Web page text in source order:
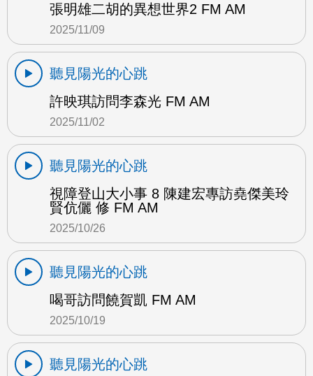
張明雄二胡的異想世界2 FM AM
2025/11/09
聽見陽光的心跳
許映琪訪問李森光 FM AM
2025/11/02
聽見陽光的心跳
視障登山大小事 8 陳建宏專訪堯傑美玲
賢伉儷 修 FM AM
2025/10/26
聽見陽光的心跳
喝哥訪問饒賀凱 FM AM
2025/10/19
聽見陽光的心跳